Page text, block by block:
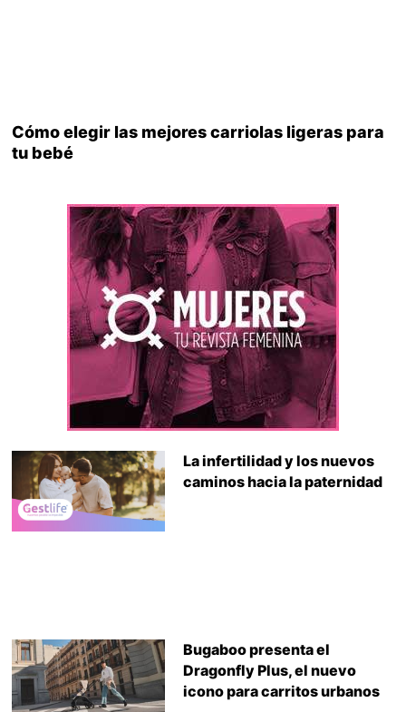
Cómo elegir las mejores carriolas ligeras para
tu bebé
La infertilidad y los nuevos
caminos hacia la paternidad
Bugaboo presenta el
Dragonfly Plus, el nuevo
icono para carritos urbanos